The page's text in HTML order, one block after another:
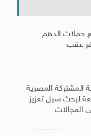
حملات الدهم
عقب
المشتركة المصرية
لبحث سبل تعزيز
المجالات